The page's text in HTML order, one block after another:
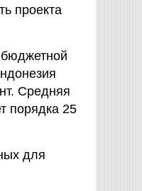
проекта
Средняя
порядка 25
для